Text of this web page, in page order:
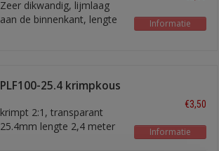
Zeer dikwandig, lijmlaag
aan de binnenkant, lengte
Informatie
PLF100-25.4 krimpkous
krimpt 2:1, transparant
25.4mm lengte 2,4 meter
€3,50
Informatie